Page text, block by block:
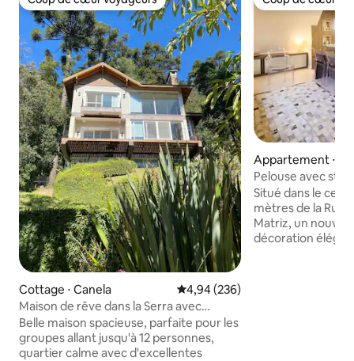
Coup de cœur voyageurs
Cottage ⋅ Canela Évaluation moyenne sur la
4,94 (236)
Maison de rêve dans la Serra avec
cinéma et 4 suites
Belle maison spacieuse, parfaite pour les
groupes allant jusqu'à 12 personnes,
quartier calme avec d'excellentes
Coup de cœur
Appartement ⋅
Pelouse avec style
Situé dans le
mètres de la Rua
Matriz, un nouvel
décoration